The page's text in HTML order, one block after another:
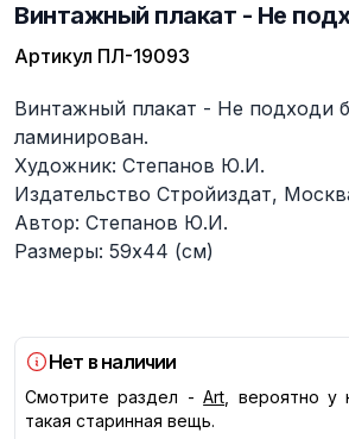
Винтажный плакат - Не
Артикул ПЛ-19093
Описание
Винтажный плакат - Не подходи
ламинирован.
Художник: Степанов Ю.И.
Издательство Стройиздат,
Автор: Степанов Ю.И.
Размеры: 59х44 (см)
Нет в наличии
Смотрите раздел - Art , вероятно
такая старинная вещь.